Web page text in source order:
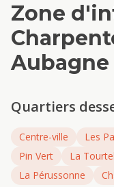
Zone
Aubagne
Quartiers
Centre-ville Les
Pin Vert
La
La Pérussonne